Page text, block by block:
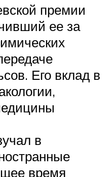
премии
ее за
Его вклад в
в
время